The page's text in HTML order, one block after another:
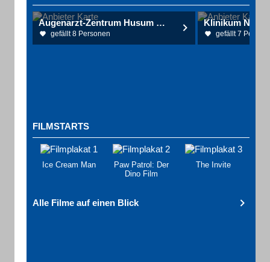
Augenarzt-Zentrum Husum Dr. Labjuhn & Kollegen
gefällt 8 Personen
Klinikum
gefällt 7
FILMSTARTS
Ice Cream Man
Paw Patrol: Der
Dino Film
The Invite
Alle Filme auf einen Blick